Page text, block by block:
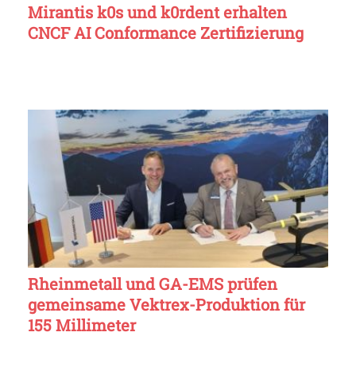
Mirantis k0s und k0rdent erhalten
CNCF AI Conformance Zertifizierung
Rheinmetall und GA-EMS prüfen
gemeinsame Vektrex-Produktion für
155 Millimeter